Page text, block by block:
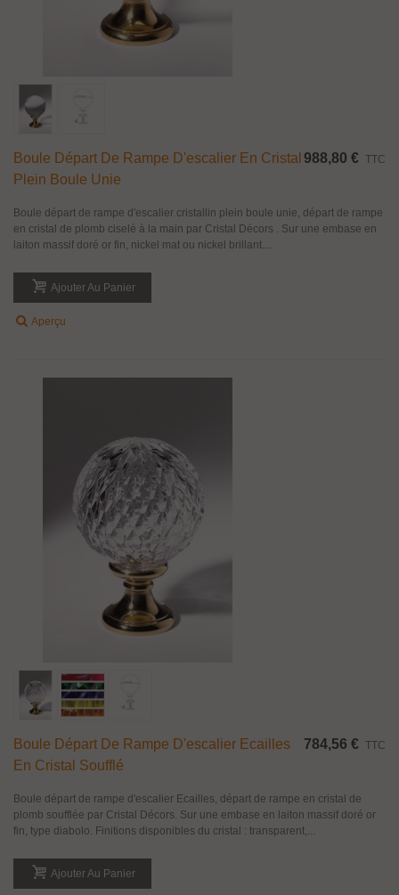
Boule Départ De Rampe D'escalier En Cristal
Plein Boule Unie
988,80 € TTC
Boule départ de rampe d'escalier cristallin plein boule unie, départ de rampe
en cristal de plomb ciselé à la main par Cristal Décors . Sur une embase en
laiton massif doré or fin, nickel mat ou nickel brillant....
Ajouter Au Panier
Aperçu
Boule Départ De Rampe D'escalier Ecailles
En Cristal Soufflé
784,56 € TTC
Boule départ de rampe d'escalier Ecailles, départ de rampe en cristal de
plomb soufflée par Cristal Décors. Sur une embase en laiton massif doré or
fin, type diabolo. Finitions disponibles du cristal : transparent,...
Ajouter Au Panier